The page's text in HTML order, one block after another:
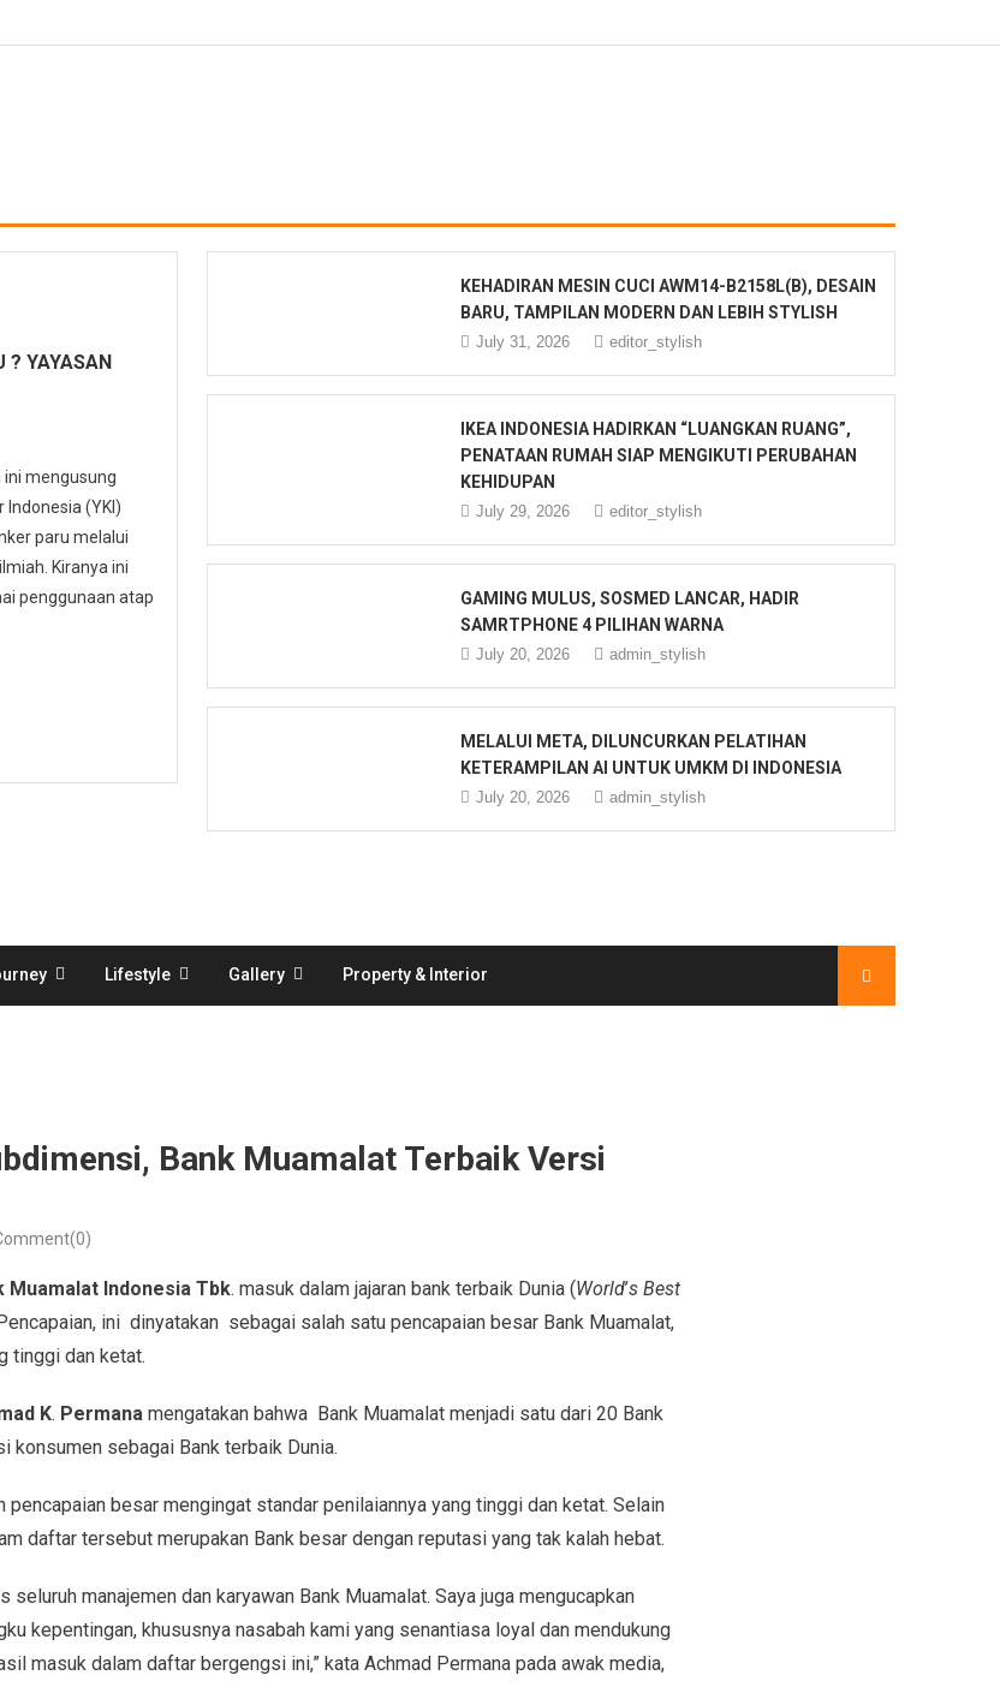
? YAYASAN
ini mengusung
Indonesia (YKI)
paru melalui
Kiranya ini
penggunaan atap
KEHADIRAN MESIN CUCI AWM14-B2158L(B), DESAIN
BARU, TAMPILAN MODERN DAN LEBIH STYLISH
July 31, 2026 editor_stylish
IKEA INDONESIA HADIRKAN “LUANGKAN RUANG”,
PENATAAN RUMAH SIAP MENGIKUTI PERUBAHAN
KEHIDUPAN
July 29, 2026 editor_stylish
GAMING MULUS, SOSMED LANCAR, HADIR
SAMRTPHONE 4 PILIHAN WARNA
July 20, 2026 admin_stylish
MELALUI META, DILUNCURKAN PELATIHAN
KETERAMPILAN AI UNTUK UMKM DI INDONESIA
July 20, 2026 admin_stylish
Lifestyle Gallery Property & Interior
Bank Muamalat Terbaik Versi
Muamalat Indonesia Tbk. masuk dalam jajaran bank terbaik Dunia (World’s Best
ini dinyatakan sebagai salah satu pencapaian besar Bank Muamalat,
tinggi dan ketat.
K. Permana mengatakan bahwa Bank Muamalat menjadi satu dari 20 Bank
konsumen sebagai Bank terbaik Dunia.
pencapaian besar mengingat standar penilaiannya yang tinggi dan ketat. Selain
daftar tersebut merupakan Bank besar dengan reputasi yang tak kalah hebat.
seluruh manajemen dan karyawan Bank Muamalat. Saya juga mengucapkan
kepentingan, khususnya nasabah kami yang senantiasa loyal dan mendukung
masuk dalam daftar bergengsi ini,” kata Achmad Permana pada awak media,